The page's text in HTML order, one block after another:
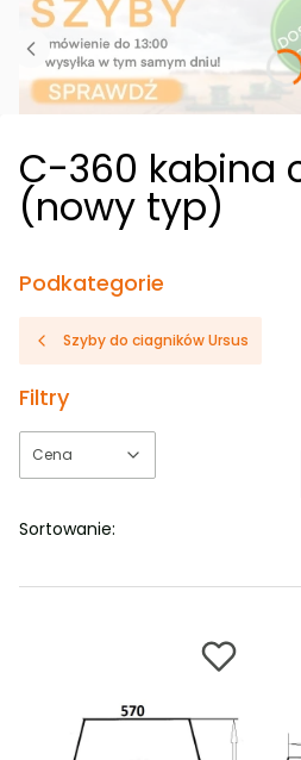
C-360 kabina
(nowy typ)
Podkategorie
Szyby do ciagników Ursus
Filtry
Cena
Sortowanie: